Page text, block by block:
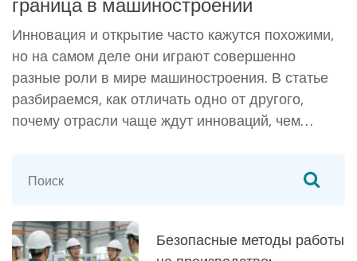
Инновация и открытие часто кажутся похожими,
но на самом деле они играют совершенно
разные роли в мире машиностроения. В статье
разбираемся, как отличать одно от другого,
почему отрасли чаще ждут инноваций, чем
сектора и объясню, как эти процессы меняют
практические советы — как извлечь выгоду из
обеих стратегий.
Безопасные методы работы